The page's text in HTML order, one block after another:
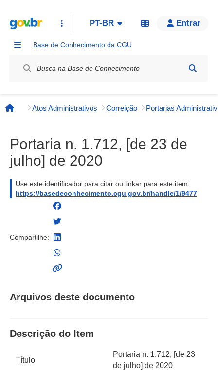
PT-BR Entrar
Base de Conhecimento da CGU
Página inicial
Atos Administrativos Correição
Portaria n. 1.712, [de 23 de
julho] de 2020
Use este identificador para citar ou linkar para este item:
https://basedeconhecimento.cgu.gov.br/handle/1/9477
Compartilhe:
Arquivos deste documento
Descrição do Item
Título
Portaria n. 1.712, [de 23
de julho] de 2020